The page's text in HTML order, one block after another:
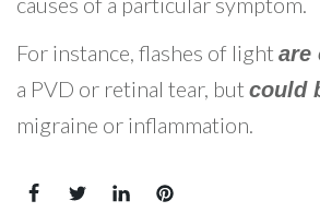
For instance, flashes of light are
a PVD or retinal tear, but could
migraine or inflammation.